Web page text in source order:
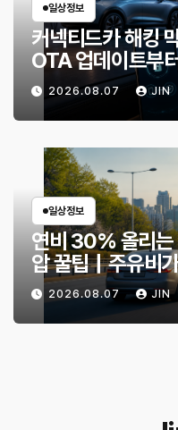
일상정보
커넥티드카 해킹
OTA 업데이트부
인할 것은?
2026.08.07 JIN
일상정보
연비 30% 올리는
압 꿀팁｜주유비
2026.08.07 JIN